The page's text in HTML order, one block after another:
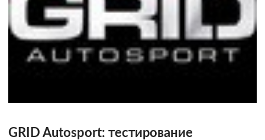
GRID Autosport: тестирование